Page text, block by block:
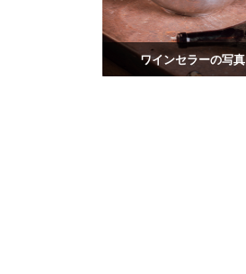
ワインセラーの写真